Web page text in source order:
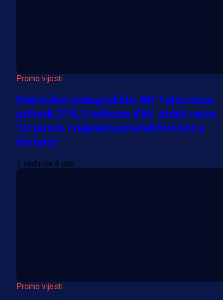
Promo vijesti
Rekordno polugodište BH Telecoma:
prihodi 275,2 miliona KM, dobit veća
12 posto i najveća produktivnost u
historiji
1 sedmica 4 dan
Promo vijesti